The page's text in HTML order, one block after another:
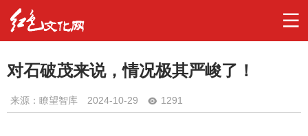
对石破茂来说，情况极其严峻了！
来源：瞭望智库 2024-10-29 1291